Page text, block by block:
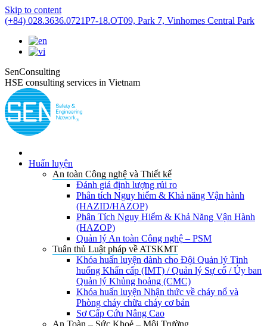
Skip to content
(+84) 028.3636.0721P7-18.OT09, Park 7, Vinhomes Central Park
SenConsulting
HSE consulting services in Vietnam
Huấn luyện
An toàn Công nghệ và Thiết kế
Đánh giá định lượng rủi ro
Phân tích Nguy hiểm & Khả năng Vận hành
(HAZID/HAZOP)
Phân Tích Nguy Hiểm & Khả Năng Vận Hành
(HAZOP)
Quản lý An toàn Công nghệ – PSM
Tuân thủ Luật pháp về ATSKMT
Khóa huấn luyện dành cho Đội Quản lý Tình
huống Khẩn cấp (IMT) / Quản lý Sự cố / Ủy ban
Quản lý Khủng hoảng (CMC)
Khóa huấn luyện Nhận thức về cháy nổ và
Phòng cháy chữa cháy cơ bản
Sơ Cấp Cứu Nâng Cao
An Toàn – Sức Khoẻ – Môi Trường